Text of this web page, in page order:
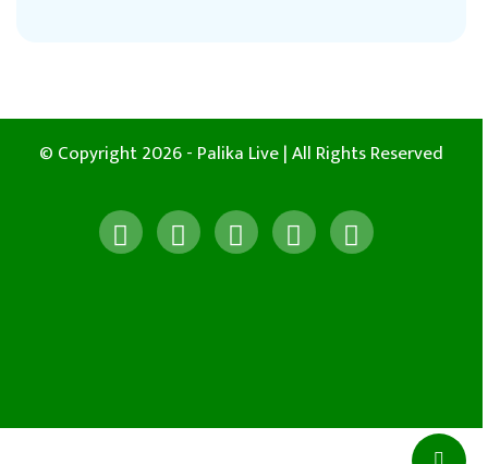
© Copyright 2026 - Palika Live | All Rights Reserved